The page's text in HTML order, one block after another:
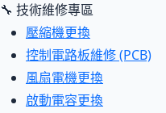
🔧 技術維修專區
壓縮機更換
控制電路板維修 (PCB)
風扇電機更換
啟動電容更換